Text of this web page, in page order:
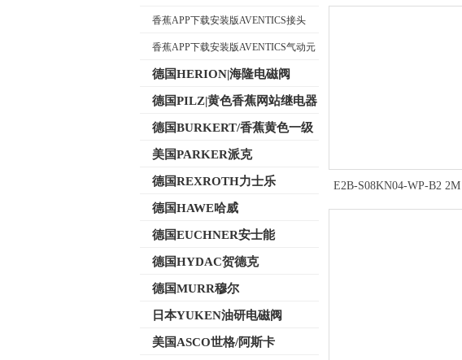
香蕉APP下载安装版AVENTICS接头
香蕉APP下载安装版AVENTICS气动元
德国HERION|海隆电磁阀
德国PILZ|黄色香蕉网站继电器
德国BURKERT/香蕉黄色一级
视频电磁阀
美国PARKER派克
德国REXROTH力士乐
德国HAWE哈威
德国EUCHNER安士能
德国HYDAC贺德克
德国MURR穆尔
日本YUKEN油研电磁阀
美国ASCO世格/阿斯卡
E2B-S08KN04-WP-B2